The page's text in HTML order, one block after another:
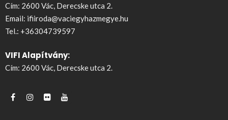
Cím: 2600 Vác, Derecske utca 2.
Email: ifiiroda@vaciegyhazmegye.hu
Tel.: +36304739597
VIFI Alapítvány:
Cím: 2600 Vác, Derecske utca 2.